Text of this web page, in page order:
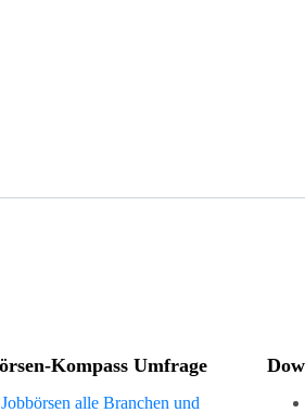
Kompass Umfrage
Jobbörsen alle Branchen und